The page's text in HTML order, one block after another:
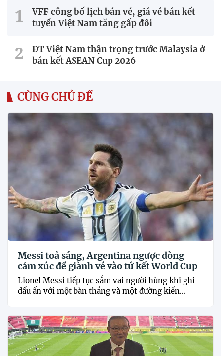
VFF công bố lịch bán vé, giá vé bán kết
tuyển Việt Nam tăng gấp đôi
ĐT Việt Nam thận trọng trước Malaysia ở
bán kết ASEAN Cup 2026
CÙNG CHỦ ĐỀ
Messi toả sáng, Argentina ngược dòng
cảm xúc để giành vé vào tứ kết World Cup
Lionel Messi tiếp tục sắm vai người hùng khi ghi
dấu ấn với một bàn thắng và một đường kiến...